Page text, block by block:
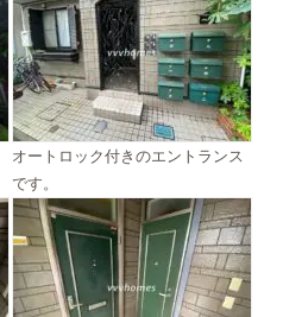
オートロック付きのエントランス
です。